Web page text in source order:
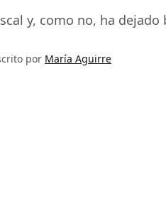
y, como no, ha
por María Aguirre